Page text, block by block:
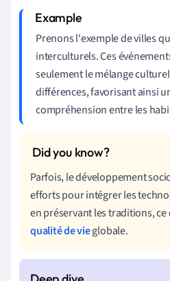
Prenons l'exemple de villes
interculturels. Ces
seulement le mélange
différences, favorisant ainsi
compréhension entre les
Parfois, le développement
efforts pour intégrer les
en préservant les traditions,
qualité de vieglobale.